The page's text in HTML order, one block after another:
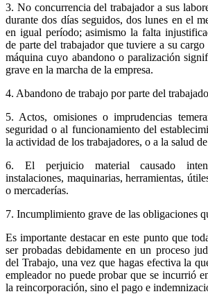
3. No concurrencia del trabajador a sus
durante dos días seguidos, dos lunes en el
en igual período; asimismo la falta
de parte del trabajador que tuviere a su
máquina cuyo abandono o paralización
grave en la marcha de la empresa.
4. Abandono de trabajo por parte del
5. Actos, omisiones o imprudencias
seguridad o al funcionamiento del
la actividad de los trabajadores, o a la salud de
6. El perjuicio material causado
instalaciones, maquinarias, herramientas,
o mercaderías.
7. Incumplimiento grave de las obligaciones
Es importante destacar en este punto que
ser probadas debidamente en un proceso
del Trabajo, una vez que hagas efectiva la
empleador no puede probar que se incurrió
la reincorporación, sino el pago e